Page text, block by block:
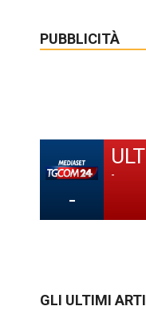
PUBBLICITÀ
-
-
GLI ULTIMI